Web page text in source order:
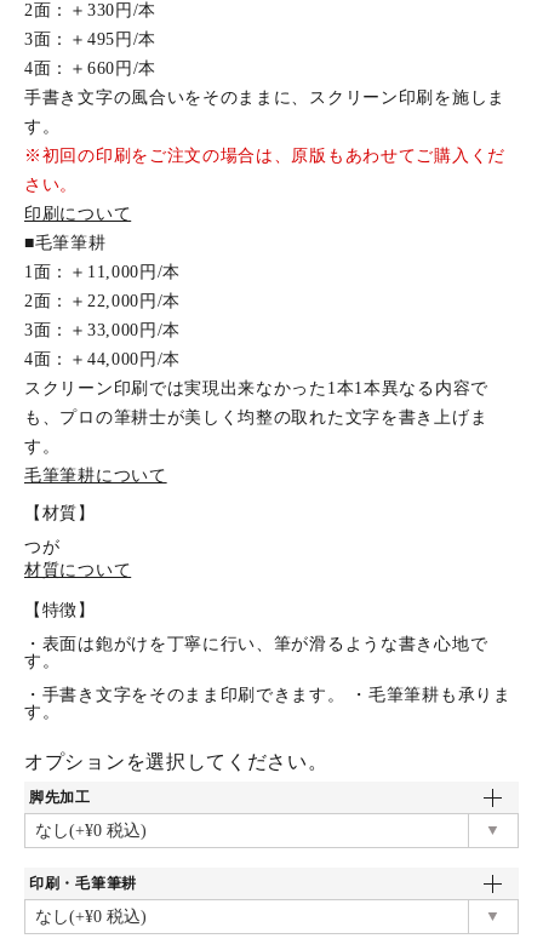
2面：＋330円/本
3面：＋495円/本
4面：＋660円/本
手書き文字の風合いをそのままに、スクリーン印刷を施しま
す。
※初回の印刷をご注文の場合は、原版もあわせてご購入くだ
さい。
印刷について
■毛筆筆耕
1面：＋11,000円/本
2面：＋22,000円/本
3面：＋33,000円/本
4面：＋44,000円/本
スクリーン印刷では実現出来なかった1本1本異なる内容で
も、プロの筆耕士が美しく均整の取れた文字を書き上げま
す。
毛筆筆耕について
【材質】
つが
材質について
【特徴】
・表面は鉋がけを丁寧に行い、筆が滑るような書き心地で
す。
・手書き文字をそのまま印刷できます。 ・毛筆筆耕も承りま
す。
オプションを選択してください。
脚先加工
印刷・毛筆筆耕